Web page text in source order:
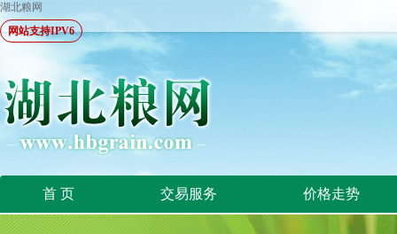
湖北粮网
网站支持IPV6
首 页 交易服务 价格走势